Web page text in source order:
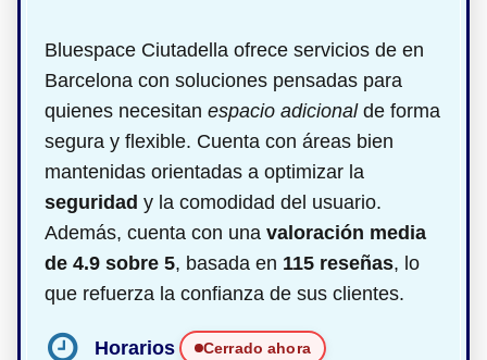
Bluespace Ciutadella ofrece servicios de en
Barcelona con soluciones pensadas para
quienes necesitan espacio adicionalde forma
segura y flexible. Cuenta con áreas bien
mantenidas orientadas a optimizar la
seguridad y la comodidad del usuario.
Además, cuenta con una valoración media
de 4.9 sobre 5, basada en 115 reseñas, lo
que refuerza la confianza de sus clientes.
Horarios Cerrado ahora